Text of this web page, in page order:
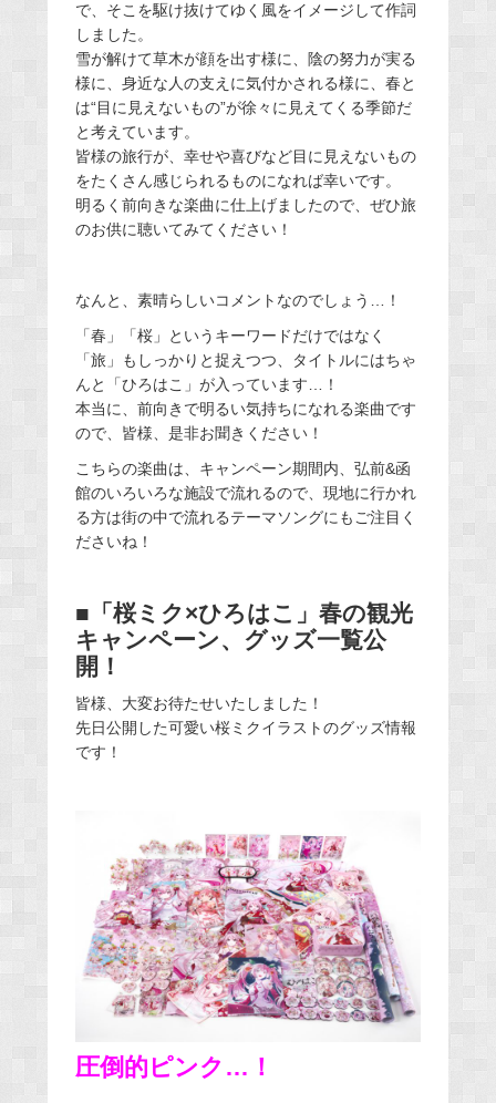
で、そこを駆け抜けてゆく風をイメージして作詞
しました。
雪が解けて草木が顔を出す様に、陰の努力が実る
様に、身近な人の支えに気付かされる様に、春と
は“目に見えないもの”が徐々に見えてくる季節だ
と考えています。
皆様の旅行が、幸せや喜びなど目に見えないもの
をたくさん感じられるものになれば幸いです。
明るく前向きな楽曲に仕上げましたので、ぜひ旅
のお供に聴いてみてください！
なんと、素晴らしいコメントなのでしょう…！
「春」「桜」というキーワードだけではなく
「旅」もしっかりと捉えつつ、タイトルにはちゃ
んと「ひろはこ」が入っています…！
本当に、前向きで明るい気持ちになれる楽曲です
ので、皆様、是非お聞きください！
こちらの楽曲は、キャンペーン期間内、弘前&函
館のいろいろな施設で流れるので、現地に行かれ
る方は街の中で流れるテーマソングにもご注目く
ださいね！
■「桜ミク×ひろはこ」春の観光
キャンペーン、グッズ一覧公
開！
皆様、大変お待たせいたしました！
先日公開した可愛い桜ミクイラストのグッズ情報
です！
圧倒的ピンク…！